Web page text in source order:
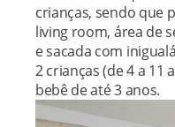
crianças, sendo que
living room, área de
e sacada com
2 crianças (de 4 a 11
bebê de até 3 anos.